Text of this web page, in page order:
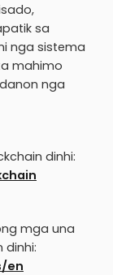
sa
nga sistema
mahimo
nga
dinhi:
mga una
dinhi:
en